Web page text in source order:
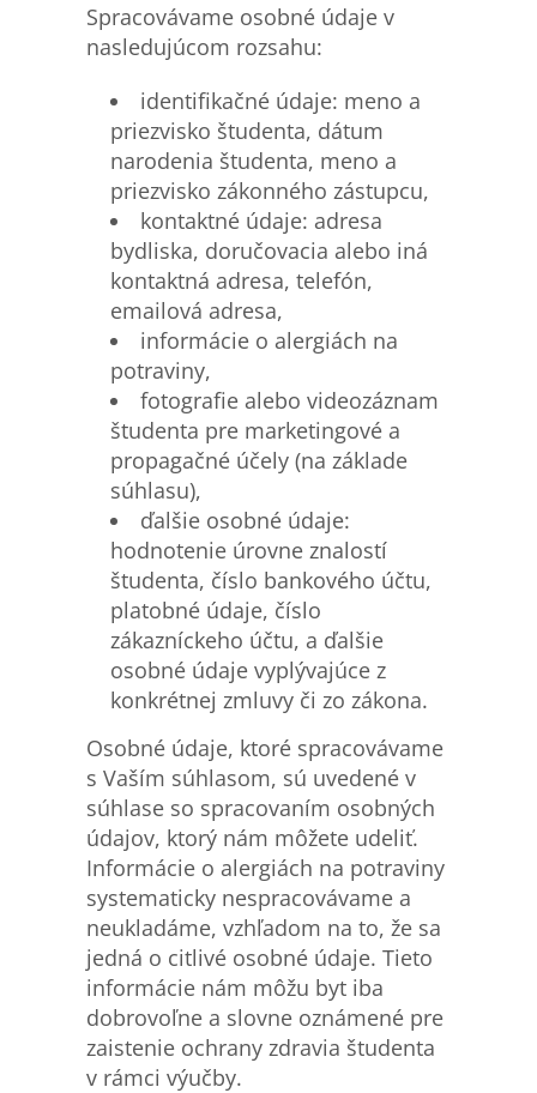
Spracovávame osobné údaje v
nasledujúcom rozsahu:
identifikačné údaje: meno a
priezvisko študenta, dátum
narodenia študenta, meno a
priezvisko zákonného zástupcu,
kontaktné údaje: adresa
bydliska, doručovacia alebo iná
kontaktná adresa, telefón,
emailová adresa,
informácie o alergiách na
potraviny,
fotografie alebo videozáznam
študenta pre marketingové a
propagačné účely (na základe
súhlasu),
ďalšie osobné údaje:
hodnotenie úrovne znalostí
študenta, číslo bankového účtu,
platobné údaje, číslo
zákazníckeho účtu, a ďalšie
osobné údaje vyplývajúce z
konkrétnej zmluvy či zo zákona.
Osobné údaje, ktoré spracovávame
s Vaším súhlasom, sú uvedené v
súhlase so spracovaním osobných
údajov, ktorý nám môžete udeliť.
Informácie o alergiách na potraviny
systematicky nespracovávame a
neukladáme, vzhľadom na to, že sa
jedná o citlivé osobné údaje. Tieto
informácie nám môžu byt iba
dobrovoľne a slovne oznámené pre
zaistenie ochrany zdravia študenta
v rámci výučby.